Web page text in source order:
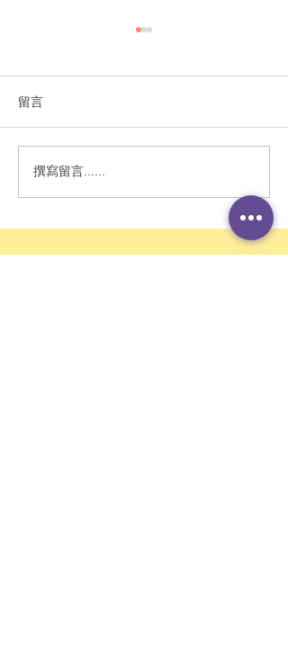
AI教育｜程介明：省時省
力也省掉腦筋與社交 需
提升學生學習動機
留言
撰寫留言......